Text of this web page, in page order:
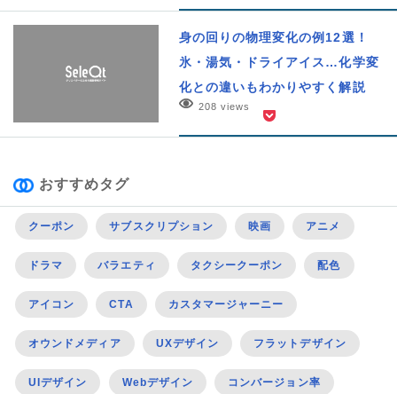
身の回りの物理変化の例12選！
氷・湯気・ドライアイス…化学変
化との違いもわかりやすく解説
208 views
おすすめタグ
クーポン サブスクリプション 映画 アニメ
ドラマ バラエティ タクシークーポン 配色
アイコン CTA カスタマージャーニー
オウンドメディア UXデザイン フラットデザイン
UIデザイン Webデザイン コンバージョン率